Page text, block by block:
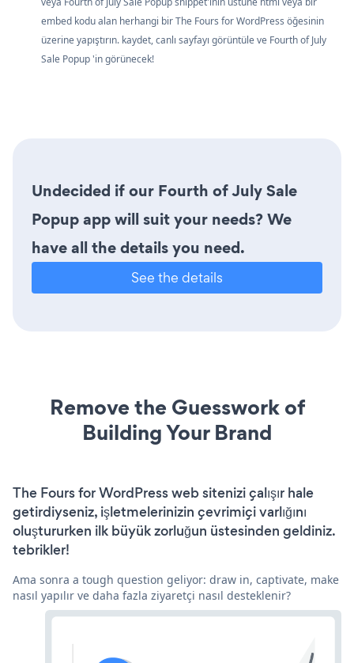
embed kodu alan herhangi bir The Fours for WordPress öğesinin
üzerine yapıştırın. kaydet, canlı sayfayı görüntüle ve Fourth of July
Sale Popup 'in görünecek!
Undecided if our Fourth of July Sale
Popup app will suit your needs? We
have all the details you need.
See the details
Remove the Guesswork of
Building Your Brand
The Fours for WordPress web sitenizi çalışır hale
getirdiyseniz, işletmelerinizin çevrimiçi varlığını
oluştururken ilk büyük zorluğun üstesinden geldiniz.
tebrikler!
Ama sonra a tough question geliyor: draw in, captivate, make
nasıl yapılır ve daha fazla ziyaretçi nasıl desteklenir?